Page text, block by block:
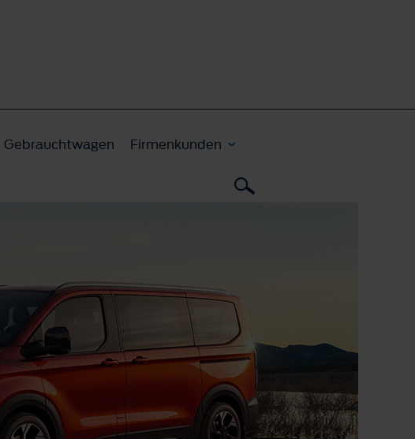
Gebrauchtwagen Firmenkunden